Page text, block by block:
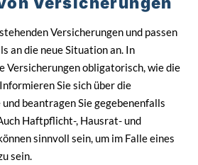
Versicherungen und passen
an die neue Situation an. In
Versicherungen obligatorisch, wie die
Sie sich über die
beantragen Sie gegebenenfalls
Haftpflicht-, Hausrat- und
sinnvoll sein, um im Falle eines
sein.